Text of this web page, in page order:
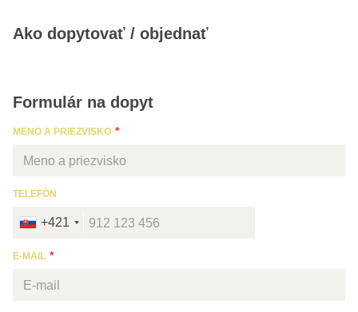
Ako dopytovať / objednať
Formulár na dopyt
MENO A PRIEZVISKO
TELEFÓN
+421
E-MAIL